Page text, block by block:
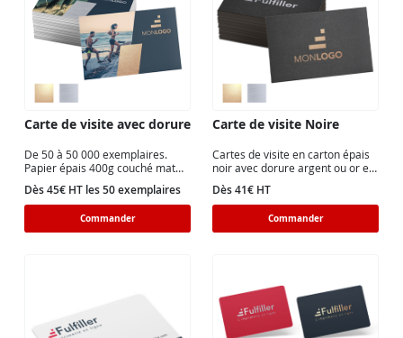
Carte de visite avec dorure
De 50 à 50 000 exemplaires.
Papier épais 400g couché mat
avec dorure Or ou Argent recto.
Dès 45€ HT les 50 exemplaires
Commander
Carte de visite Noire
Cartes de visite en carton épais
noir avec dorure argent ou or en
recto ou recto verso.
Dès 41€ HT
Commander